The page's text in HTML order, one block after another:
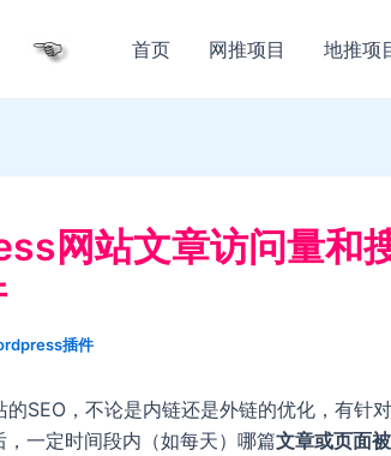
首页 网推项目 地推项
网站文章访问量和
插件
SEO，不论是内链还是外链的优化，有针
，一定时间段内（如每天）哪篇文章或页面